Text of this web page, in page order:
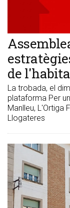
de
La trobada, el
plataforma Per
Manlleu, L'Ortiga
Llogateres